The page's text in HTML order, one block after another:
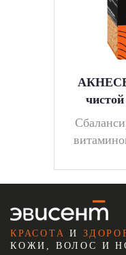
КРАСОТА И
КОЖИ, ВОЛОС И